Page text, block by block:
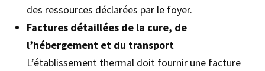
des ressources déclarées par le foyer.
Factures détaillées de la cure, de
l’hébergement et du transport
L’établissement thermal doit fournir une facture